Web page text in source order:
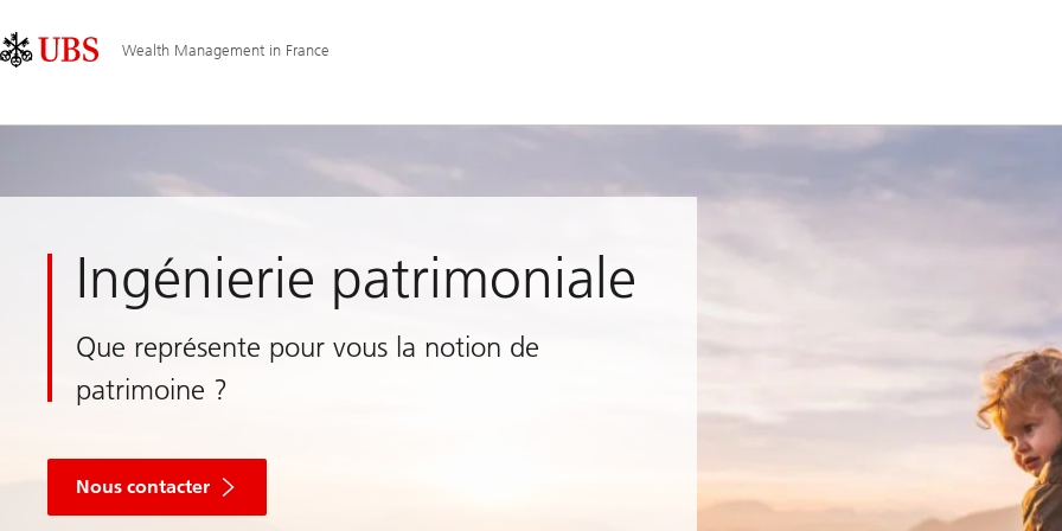
Area
principale
Wealth Management in France
Ingénierie patrimoniale
Que représente pour vous la notion de
patrimoine ?
Nous contacter